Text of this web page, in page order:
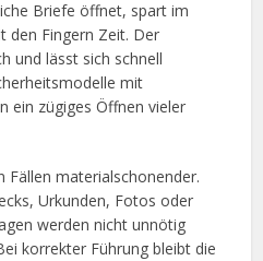
Briefe öffnet, spart im
den Fingern Zeit. Der
und lässt sich schnell
mit
ein zügiges Öffnen vieler
Fällen materialschonender.
Urkunden, Fotos oder
werden nicht unnötig
korrekter Führung bleibt die